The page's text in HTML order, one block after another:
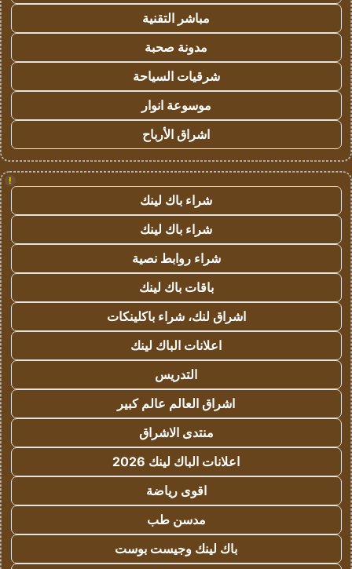
مباشر التقنية
مدونة صحبة
شرقيات السياحة
موسوعة انوار
اشراق الأرباح
!
شراء باك لينك
شراء باك لينك
شراء روابط نصية
باقات باك لينك
اشراق لنك، شراء باكلينكات
اعلانات الباك لينك
التدريس
اشراق العالم عالم كبير
منتدى الاشراق
اعلانات الباك لينك 2026
اقوى رياضة
مدسن طب
باك لينك وجيست بوست